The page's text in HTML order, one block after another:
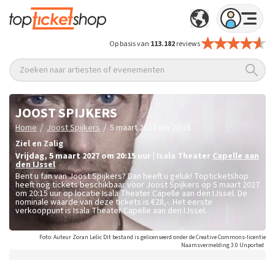
Op basis van 113.182reviews
Zoeken naar artiesten of evenementen
JOOST SPIJKERS
Home / Joost Spijkers / 5 maart 2027 om 20:15
Ziel en Zalig
vrijdag,5 maart 2027 om 20:15 uur Isala TheaterCapelle aan
den IJssel
Bent u fan van Joost Spijkers? Dan heeft u geluk! Topticketshop
heeft nog tickets beschikbaar voor Joost Spijkers op 5 maart 2027
om 20:15 uur op locatie Isala Theater Capelle aan den IJssel. De
nominale waarde van deze tickets is €28,-. Het eerste
verkooppunt is Isala Theater Capelle aan den IJssel.
Foto: Auteur Zoran Lešic Dit bestand is gelicenseerd onder de Creative Commons-licentie
Naamsvermelding 3.0 Unported